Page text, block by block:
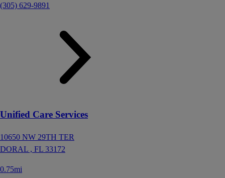
(305) 629-9891
Unified Care Services
10650 NW 29TH TER
DORAL , FL 33172
0.75mi